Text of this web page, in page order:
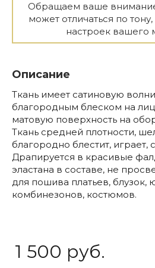
Обращаем ваше
может отличаться по
настроек вашего
Описание
Ткань имеет сатиновую
благородным блеском на
матовую поверхность на
Ткань средней плотности,
благородно блестит, играет,
Драпируется в красивые
эластана в составе, не
для пошива платьев, блузок,
комбинезонов, костюмов.
1 500 руб.